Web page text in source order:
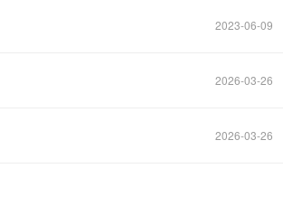
2023-06-09
2026-03-26
2026-03-26